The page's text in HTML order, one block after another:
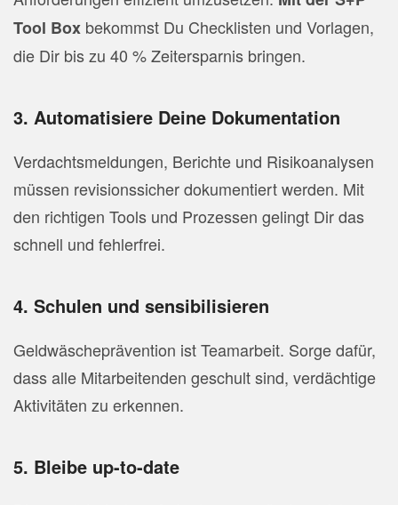
Tool Box bekommst Du Checklisten und Vorlagen,
die Dir bis zu 40 % Zeitersparnis bringen.
3. Automatisiere Deine Dokumentation
Verdachtsmeldungen, Berichte und Risikoanalysen
müssen revisionssicher dokumentiert werden. Mit
den richtigen Tools und Prozessen gelingt Dir das
schnell und fehlerfrei.
4. Schulen und sensibilisieren
Geldwäscheprävention ist Teamarbeit. Sorge dafür,
dass alle Mitarbeitenden geschult sind, verdächtige
Aktivitäten zu erkennen.
5. Bleibe up-to-date